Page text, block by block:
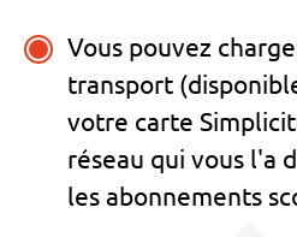
Vous pouvez
transport
votre carte
réseau qui vous l'a
les abonnements